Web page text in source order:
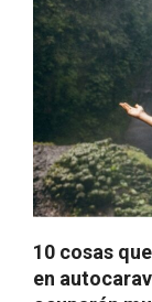
10 cosas
en